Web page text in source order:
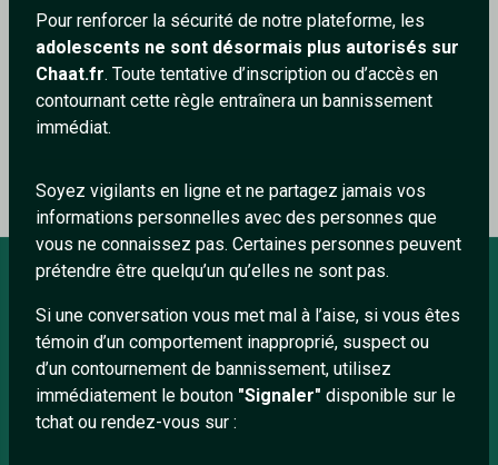
Pour renforcer la sécurité de notre plateforme, les
adolescents ne sont désormais plus autorisés sur
Chaat.fr. Toute tentative d’inscription ou d’accès en
contournant cette règle entraînera un bannissement
immédiat.
Soyez vigilants en ligne et ne partagez jamais vos
informations personnelles avec des personnes que
vous ne connaissez pas. Certaines personnes peuvent
prétendre être quelqu’un qu’elles ne sont pas.
Si une conversation vous met mal à l’aise, si vous êtes
témoin d’un comportement inapproprié, suspect ou
d’un contournement de bannissement, utilisez
immédiatement le bouton "Signaler" disponible sur le
tchat ou rendez-vous sur :
Ajouter un commentaire (1) Tchatter
Le profil n'a pas encore de commentaire.
À PROPOS
Conditions générales
À propos
Mentions légales